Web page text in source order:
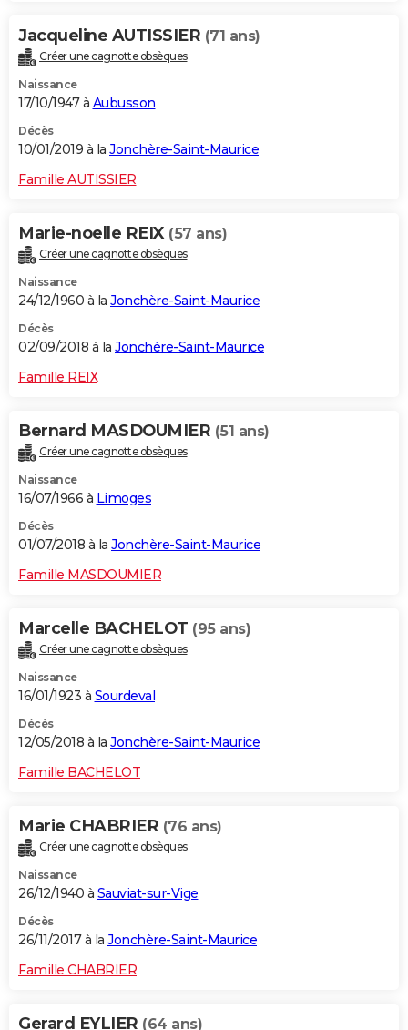
Jacqueline AUTISSIER (71 ans)
Créer une cagnotte obsèques
Naissance
17/10/1947 à Aubusson
Décès
10/01/2019 à la Jonchère-Saint-Maurice
Famille AUTISSIER
Marie-noelle REIX (57 ans)
Créer une cagnotte obsèques
Naissance
24/12/1960 à la Jonchère-Saint-Maurice
Décès
02/09/2018 à la Jonchère-Saint-Maurice
Famille REIX
Bernard MASDOUMIER (51 ans)
Créer une cagnotte obsèques
Naissance
16/07/1966 à Limoges
Décès
01/07/2018 à la Jonchère-Saint-Maurice
Famille MASDOUMIER
Marcelle BACHELOT (95 ans)
Créer une cagnotte obsèques
Naissance
16/01/1923 à Sourdeval
Décès
12/05/2018 à la Jonchère-Saint-Maurice
Famille BACHELOT
Marie CHABRIER (76 ans)
Créer une cagnotte obsèques
Naissance
26/12/1940 à Sauviat-sur-Vige
Décès
26/11/2017 à la Jonchère-Saint-Maurice
Famille CHABRIER
Gerard EYLIER (64 ans)